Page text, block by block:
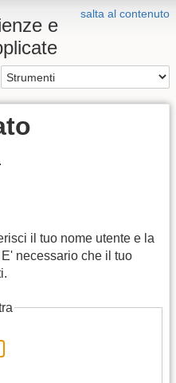
salta al contenuto
e
il tuo nome utente e la
necessario che il tuo